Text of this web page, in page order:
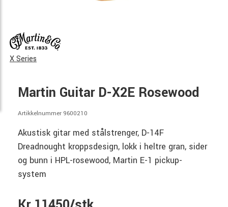
X Series
Martin Guitar D-X2E Rosewood
Artikkelnummer 9600210
Akustisk gitar med stålstrenger, D-14F
Dreadnought kroppsdesign, lokk i heltre gran, sider
og bunn i HPL-rosewood, Martin E-1 pickup-
system